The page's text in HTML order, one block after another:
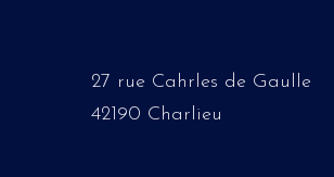
27 rue Cahrles de Gaulle
42190 Charlieu